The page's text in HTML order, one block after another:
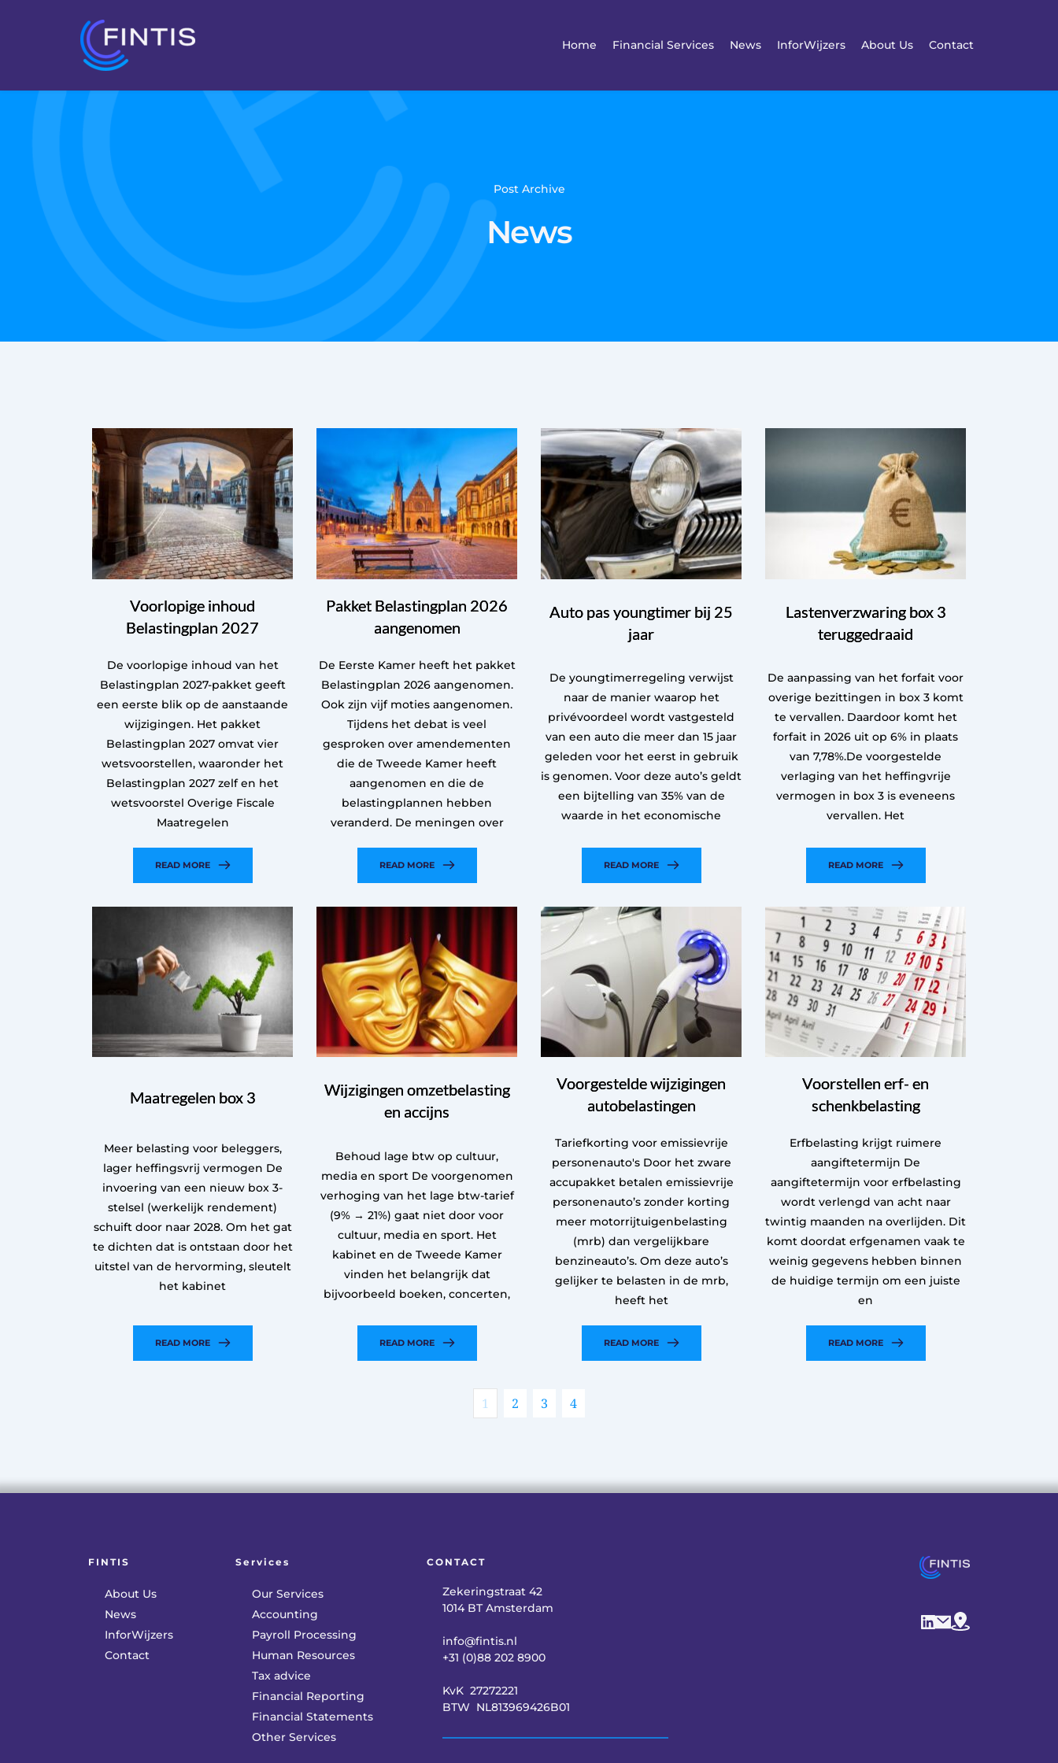
Home Financial Services News InforWijzers About Us Contact
Post Archive
News
Voorlopige inhoud
Belastingplan 2027
De voorlopige inhoud van het
Belastingplan 2027-pakket geeft
een eerste blik op de aanstaande
wijzigingen. Het pakket
Belastingplan 2027 omvat vier
wetsvoorstellen, waaronder het
Belastingplan 2027 zelf en het
wetsvoorstel Overige Fiscale
Maatregelen
READ MORE
Pakket Belastingplan 2026
aangenomen
De Eerste Kamer heeft het pakket
Belastingplan 2026 aangenomen.
Ook zijn vijf moties aangenomen.
Tijdens het debat is veel
gesproken over amendementen
die de Tweede Kamer heeft
aangenomen en die de
belastingplannen hebben
veranderd. De meningen over
READ MORE
Auto pas youngtimer bij 25
jaar
De youngtimerregeling verwijst
naar de manier waarop het
privévoordeel wordt vastgesteld
van een auto die meer dan 15 jaar
geleden voor het eerst in gebruik
is genomen. Voor deze auto’s geldt
een bijtelling van 35% van de
waarde in het economische
READ MORE
Lastenverzwaring box 3
teruggedraaid
De aanpassing van het forfait voor
overige bezittingen in box 3 komt
te vervallen. Daardoor komt het
forfait in 2026 uit op 6% in plaats
van 7,78%.De voorgestelde
verlaging van het heffingvrije
vermogen in box 3 is eveneens
vervallen. Het
READ MORE
Maatregelen box 3
Meer belasting voor beleggers,
lager heffingsvrij vermogen De
invoering van een nieuw box 3-
stelsel (werkelijk rendement)
schuift door naar 2028. Om het gat
te dichten dat is ontstaan door het
uitstel van de hervorming, sleutelt
het kabinet
READ MORE
Wijzigingen omzetbelasting
en accijns
Behoud lage btw op cultuur,
media en sport De voorgenomen
verhoging van het lage btw-tarief
(9% → 21%) gaat niet door voor
cultuur, media en sport. Het
kabinet en de Tweede Kamer
vinden het belangrijk dat
bijvoorbeeld boeken, concerten,
READ MORE
Voorgestelde wijzigingen
autobelastingen
Tariefkorting voor emissievrije
personenauto's Door het zware
accupakket betalen emissievrije
personenauto’s zonder korting
meer motorrijtuigenbelasting
(mrb) dan vergelijkbare
benzineauto’s. Om deze auto’s
gelijker te belasten in de mrb,
heeft het
READ MORE
Voorstellen erf- en
schenkbelasting
Erfbelasting krijgt ruimere
aangiftetermijn De
aangiftetermijn voor erfbelasting
wordt verlengd van acht naar
twintig maanden na overlijden. Dit
komt doordat erfgenamen vaak te
weinig gegevens hebben binnen
de huidige termijn om een juiste
en
READ MORE
1 2 3 4
FINTIS
About Us
News
InforWijzers
Contact
Services
Our Services
Accounting
Payroll Processing
Human Resources
Tax advice
Financial Reporting
Financial Statements
Other Services
CONTACT
Zekeringstraat 42
1014 BT Amsterdam
info@fintis.nl
+31 (0)88 202 8900
KvK  27272221
BTW  NL813969426B01